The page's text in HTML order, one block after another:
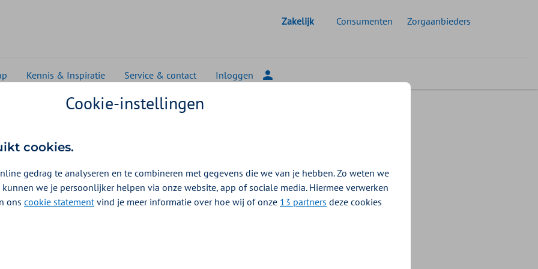
Geselecteerde doelgroep:
Zakelijk Consumenten Zorgaanbieders
Kennis & Inspiratie Service & contact Inloggen
Financieel voordeel
gemak en grip met
goed salaris bieden, maar ook zekerheid, overzicht en gemak. Met
via het salaris wordt ingehouden en door jou wordt afgedragen –
houdt grip op de uitvoering.
Cookie-instellingen
cookies.
gedrag te analyseren en te combineren met gegevens die we van je hebben. Zo weten we
we je persoonlijker helpen via onze website, app of sociale media. Hiermee verwerken
ons cookie statementvind je meer informatie over hoe wij of onze 13 partners deze cookies